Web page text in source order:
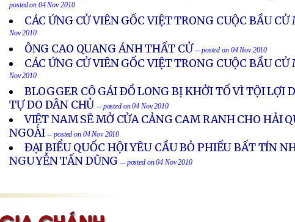
posted on 04 Nov 2010
CÁC ỨNG CỬ VIÊN GỐC VIỆT TRONG CUỘC BẦU CỬ
Nov 2010
ÔNG CAO QUANG ÁNH THẤT CỬ -- posted on 04 Nov 2010
CÁC ỨNG CỬ VIÊN GỐC VIỆT TRONG CUỘC BẦU CỬ
Nov 2010
BLOGGER CÔ GÁI ÐỒ LONG BỊ KHỞI TỐ VÌ TỘI LỢI
TỰ DO DÂN CHỦ -- posted on 04 Nov 2010
VIỆT NAM SẼ MỞ CỬA CẢNG CAM RANH CHO HẢI
NGOÀI -- posted on 04 Nov 2010
ĐẠI BIỂU QUỐC HỘI YÊU CẦU BỎ PHIẾU BẤT TÍN
NGUYỄN TẤN DŨNG -- posted on 04 Nov 2010